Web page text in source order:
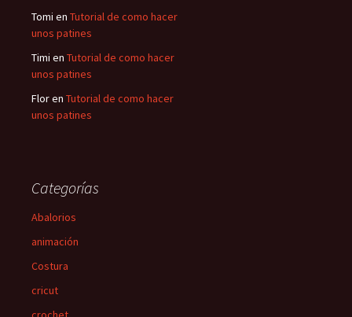
Tomi en Tutorial de como hacer
unos patines
Timi en Tutorial de como hacer
unos patines
Floren Tutorial de como hacer
unos patines
Categorías
Abalorios
animación
Costura
cricut